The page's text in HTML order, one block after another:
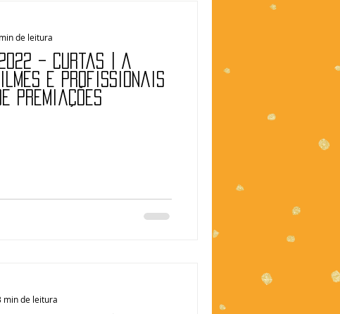
– Curtas | A
e profissionais
premiações
de leitura
min de leitura